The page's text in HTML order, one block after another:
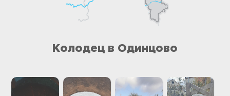
Колодец в Одинцово